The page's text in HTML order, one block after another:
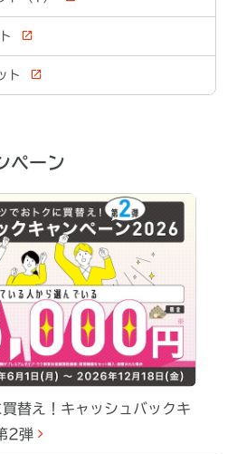
ト
ペーン
替え！キャッシュバックキ
2弾